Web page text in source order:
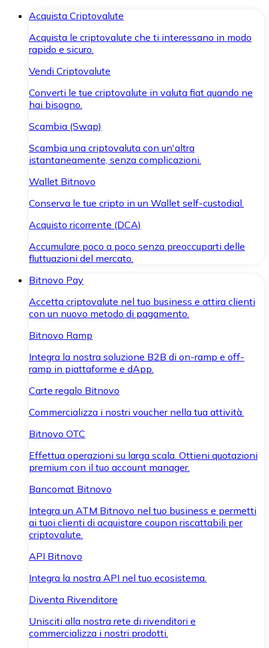
Acquista Criptovalute
Acquista le criptovalute che ti interessano in modo
rapido e sicuro.
Vendi Criptovalute
Converti le tue criptovalute in valuta fiat quando ne
hai bisogno.
Scambia (Swap)
Scambia una criptovaluta con un'altra
istantaneamente, senza complicazioni.
Wallet Bitnovo
Conserva le tue cripto in un Wallet self-custodial.
Acquisto ricorrente (DCA)
Accumulare poco a poco senza preoccuparti delle
fluttuazioni del mercato.
Bitnovo Pay
Accetta criptovalute nel tuo business e attira clienti
con un nuovo metodo di pagamento.
Bitnovo Ramp
Integra la nostra soluzione B2B di on-ramp e off-
ramp in piattaforme e dApp.
Carte regalo Bitnovo
Commercializza i nostri voucher nella tua attività.
Bitnovo OTC
Effettua operazioni su larga scala. Ottieni quotazioni
premium con il tuo account manager.
Bancomat Bitnovo
Integra un ATM Bitnovo nel tuo business e permetti
ai tuoi clienti di acquistare coupon riscattabili per
criptovalute.
API Bitnovo
Integra la nostra API nel tuo ecosistema.
Diventa Rivenditore
Unisciti alla nostra rete di rivenditori e
commercializza i nostri prodotti.